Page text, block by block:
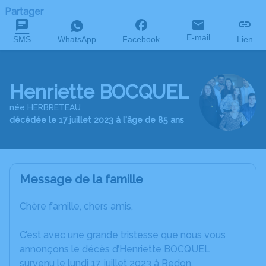
Partager
SMS WhatsApp Facebook E-mail Lien
Henriette BOCQUEL
née HERBRETEAU
décédée le 17 juillet 2023 à l'âge de 85 ans
Message de la famille
Chère famille, chers amis,
C’est avec une grande tristesse que nous vous
annonçons le décès d’Henriette BOCQUEL
survenu le lundi 17 juillet 2023 à Redon.